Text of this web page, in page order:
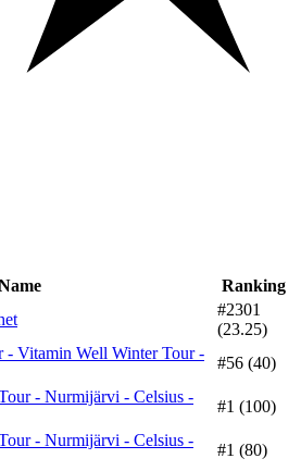
Ranking
#2301
(23.25)
- Vitamin Well Winter Tour -
#56 (40)
- Nurmijärvi - Celsius -
#1 (100)
- Nurmijärvi - Celsius -
#1 (80)